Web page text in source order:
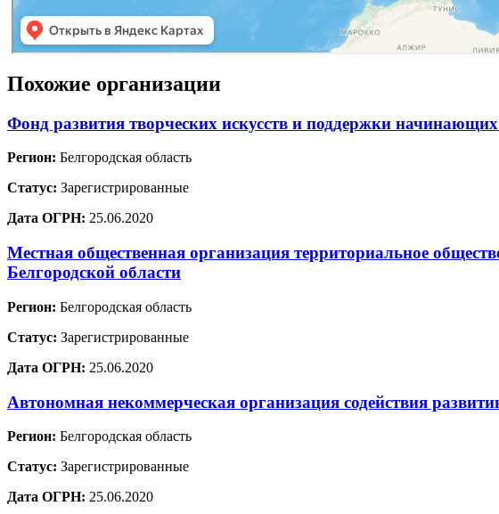
Похожие организации
Фонд развития творческих искусств и поддержки
Регион: Белгородская область
Статус: Зарегистрированные
Дата ОГРН: 25.06.2020
Местная общественная организация территориальное
Белгородской области
Регион: Белгородская область
Статус: Зарегистрированные
Дата ОГРН: 25.06.2020
Автономная некоммерческая организация содействия
Регион: Белгородская область
Статус: Зарегистрированные
Дата ОГРН: 25.06.2020